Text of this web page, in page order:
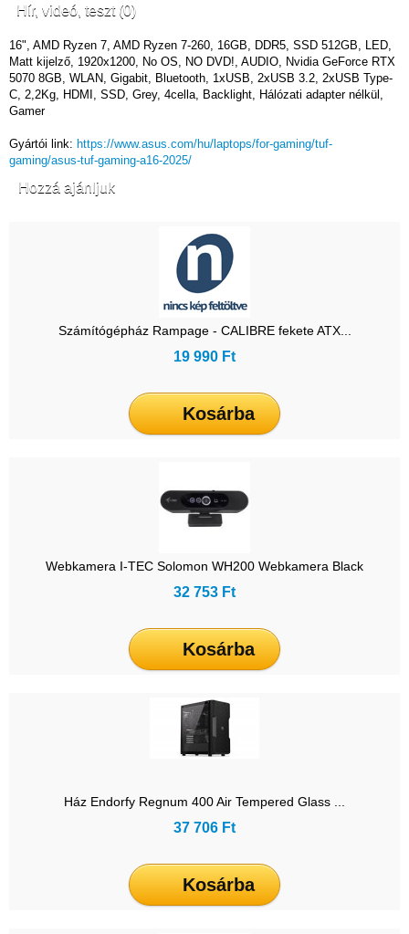
Hír, videó, teszt (0)
16", AMD Ryzen 7, AMD Ryzen 7-260, 16GB, DDR5, SSD 512GB, LED,
Matt kijelző, 1920x1200, No OS, NO DVD!, AUDIO, Nvidia GeForce RTX
5070 8GB, WLAN, Gigabit, Bluetooth, 1xUSB, 2xUSB 3.2, 2xUSB Type-
C, 2,2Kg, HDMI, SSD, Grey, 4cella, Backlight, Hálózati adapter nélkül,
Gamer
Gyártói link: https://www.asus.com/hu/laptops/for-gaming/tuf-
gaming/asus-tuf-gaming-a16-2025/
Hozzá ajánljuk
Számítógépház Rampage - CALIBRE fekete ATX...
19 990 Ft
Kosárba
Webkamera I-TEC Solomon WH200 Webkamera Black
32 753 Ft
Kosárba
Ház Endorfy Regnum 400 Air Tempered Glass ...
37 706 Ft
Kosárba